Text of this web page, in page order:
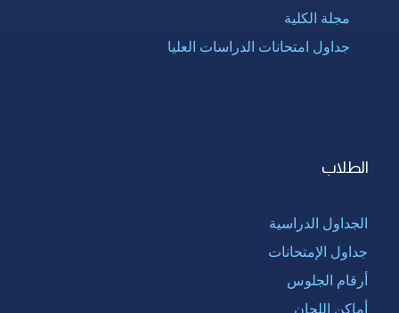
مجلة الكلية
جداول امتحانات الدراسات العليا
الطلاب
الجداول الدراسية
جداول الإمتحانات
أرقام الجلوس
أماكن اللجان